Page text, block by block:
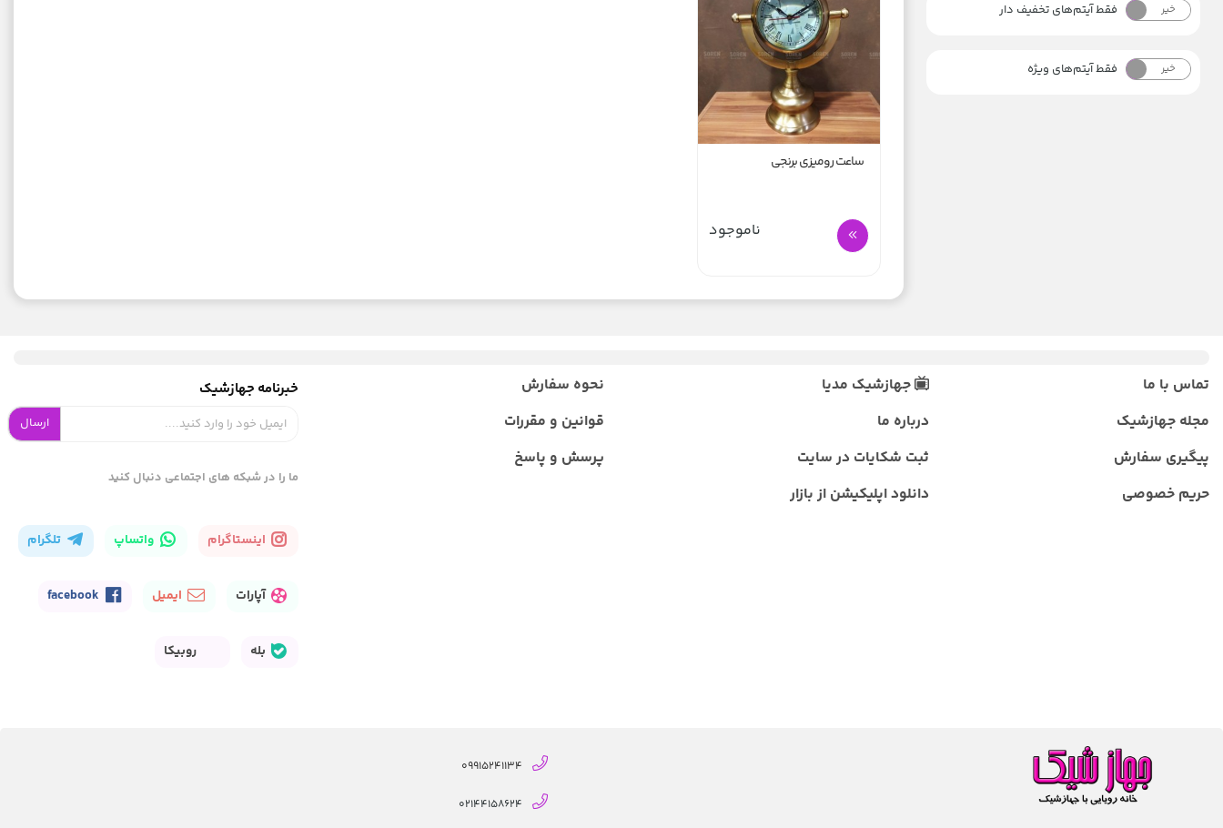
بله خیر فقط آیتم‌های تخفیف دار
بله خیر فقط آیتم‌های ویژه
ساعت رومیزی برنجی
ناموجود
تماس با ما جهازشیک مدیا
نحوه سفارش
مجله جهازشیک
درباره ما
قوانین و مقررات
پیگیری سفارش
ثبت شکایات در سایت
پرسش و پاسخ
حریم خصوصی
دانلود اپلیکیشن از بازار
خبرنامه جهازشیک
ارسال
ما را در شبکه های اجتماعی دنبال کنید
اینستاگرام واتساپ تلگرام
آپارات ایمیل
بله روبیکا
09915241134
02144158624